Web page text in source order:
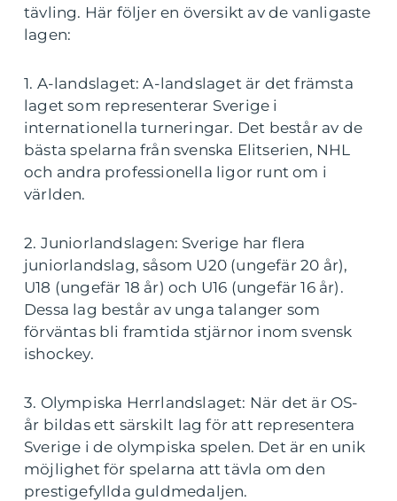
tävling. Här följer en översikt av de vanligaste
lagen:
1. A-landslaget: A-landslaget är det främsta
laget som representerar Sverige i
internationella turneringar. Det består av de
bästa spelarna från svenska Elitserien, NHL
och andra professionella ligor runt om i
världen.
2. Juniorlandslagen: Sverige har flera
juniorlandslag, såsom U20 (ungefär 20 år),
U18 (ungefär 18 år) och U16 (ungefär 16 år).
Dessa lag består av unga talanger som
förväntas bli framtida stjärnor inom svensk
ishockey.
3. Olympiska Herrlandslaget: När det är OS-
år bildas ett särskilt lag för att representera
Sverige i de olympiska spelen. Det är en unik
möjlighet för spelarna att tävla om den
prestigefyllda guldmedaljen.